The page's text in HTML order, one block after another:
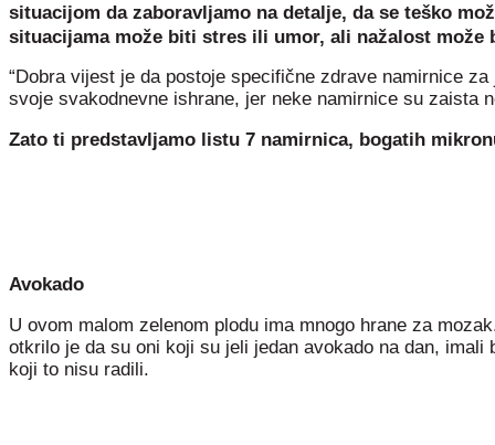
situacijom da zaboravljamo na detalje, da se teško
situacijama može biti stres ili umor, ali nažalost
“Dobra vijest je da postoje specifične zdrave namirnice
svoje svakodnevne ishrane, jer neke namirnice su zaista
Zato ti predstavljamo listu 7 namirnica, bogatih
Avokado
U ovom malom zelenom plodu ima mnogo hrane za
otkrilo je da su oni koji su jeli jedan avokado na dan,
koji to nisu radili.